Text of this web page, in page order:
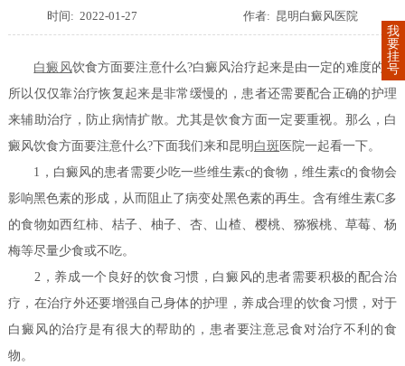
时间: 2022-01-27 作者: 昆明白癜风医院
白癜风饮食方面要注意什么?白癜风治疗起来是由一定的难度的，
所以仅仅靠治疗恢复起来是非常缓慢的，患者还需要配合正确的护理
来辅助治疗，防止病情扩散。尤其是饮食方面一定要重视。那么，白
癜风饮食方面要注意什么?下面我们来和昆明 白斑 医院一起看一下。
1，白癜风的患者需要少吃一些维生素c的食物，维生素c的食物会
影响黑色素的形成，从而阻止了病变处黑色素的再生。含有维生素C多
的食物如西红柿、桔子、柚子、杏、山楂、樱桃、猕猴桃、草莓、杨
梅等尽量少食或不吃。
2，养成一个良好的饮食习惯，白癜风的患者需要积极的配合治
疗，在治疗外还要增强自己身体的护理，养成合理的饮食习惯，对于
白癜风的治疗是有很大的帮助的，患者要注意忌食对治疗不利的食
物。
我
要
挂
号